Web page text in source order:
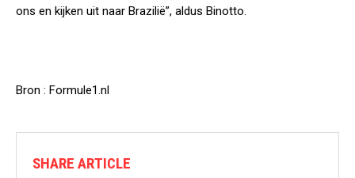
ons en kijken uit naar Brazilië”, aldus Binotto.
Bron : Formule1.nl
SHARE ARTICLE